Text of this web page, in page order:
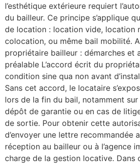
l’esthétique extérieure requiert
du bailleur. Ce principe s’applique
de location : location vide, location
colocation, ou même bail mobilité.
propriétaire bailleur : démarches et
préalable L’accord écrit du
condition sine qua non avant
Sans cet accord, le locataire
lors de la fin du bail, notamment
dépôt de garantie ou en cas de
de sortie. Pour obtenir cette
d’envoyer une lettre recommandée
réception au bailleur ou à l’agence
charge de la gestion locative. Dans